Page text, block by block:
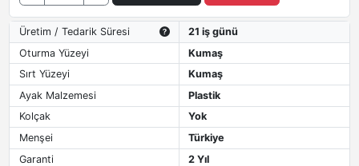
Üretim / Tedarik Süresi
21 iş günü
Oturma Yüzeyi
Kumaş
Sırt Yüzeyi
Kumaş
Ayak Malzemesi
Plastik
Kolçak
Yok
Menşei
Türkiye
Garanti
2 Yıl